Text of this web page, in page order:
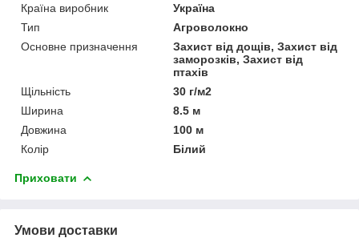
Країна виробник
Україна
Тип
Агроволокно
Основне призначення
Захист від дощів, Захист від
заморозків, Захист від
птахів
Щільність
30 г/м2
Ширина
8.5 м
Довжина
100 м
Колір
Білий
Приховати
Умови доставки